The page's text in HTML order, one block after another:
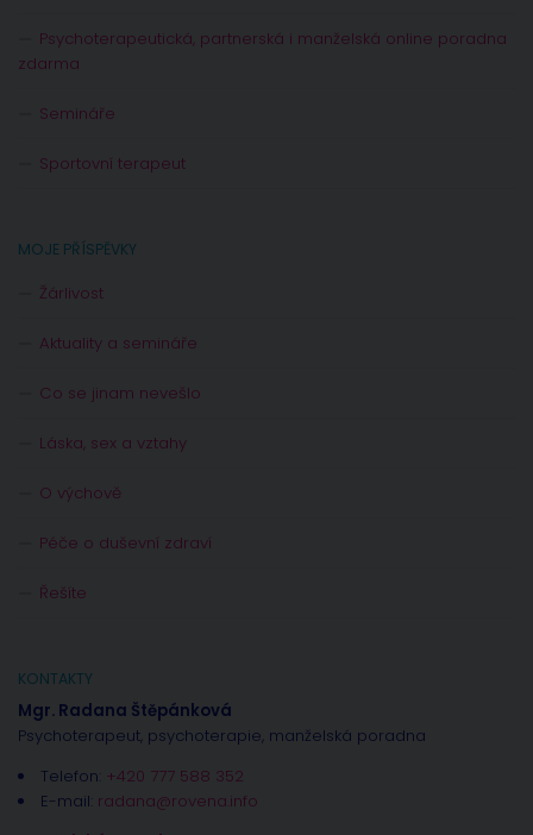
Psychoterapeutická, partnerská i manželská online poradna
zdarma
Semináře
Sportovní terapeut
MOJE PŘÍSPĚVKY
Žárlivost
Aktuality a semináře
Co se jinam nevešlo
Láska, sex a vztahy
O výchově
Péče o duševní zdraví
Řešíte
KONTAKTY
Mgr. Radana Štěpánková
Psychoterapeut, psychoterapie, manželská poradna
Telefon: +420 777 588 352
E-mail: radana@rovena.info